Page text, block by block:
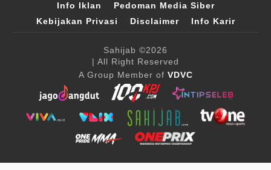
Info Iklan
Pedoman Media Siber
Kebijakan Privasi
Disclaimer Info Karir
Sahijab ©2026
| All Right Reserved
A Group Member of VDVC